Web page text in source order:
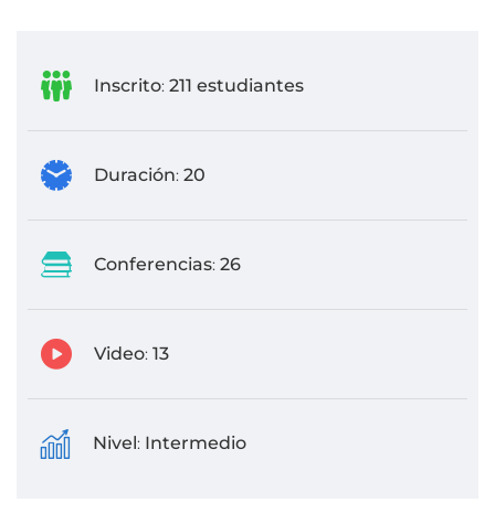
Inscrito: 211 estudiantes
Duración: 20
Conferencias: 26
Video: 13
Nivel: Intermedio